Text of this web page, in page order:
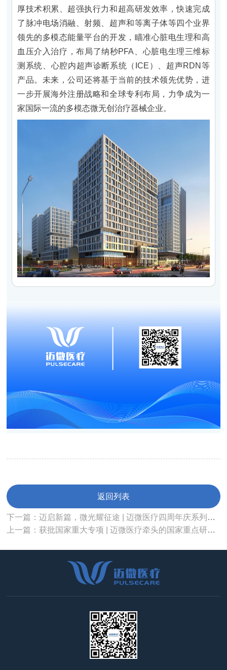
厚技术积累、超强执行力和超高研发效率，快速完成
了脉冲电场消融、射频、超声和等离子体等四个业界
领先的多模态能量平台的开发，瞄准心脏电生理和高
血压介入治疗，布局了纳秒PFA、心脏电生理三维标
测系统、心腔内超声诊断系统（ICE）、超声RDN等
产品。未来，公司还将基于当前的技术领先优势，进
一步开展海外注册战略和全球专利布局，力争成为一
家国际一流的多模态微无创治疗器械企业。
返回列表
下一篇：迈启新篇，微光耀征途 | 迈微医疗四周年庆系列活动
上一篇：获批国家重大专项 | 迈微医疗牵头的国家重点研发计划项目获批立项